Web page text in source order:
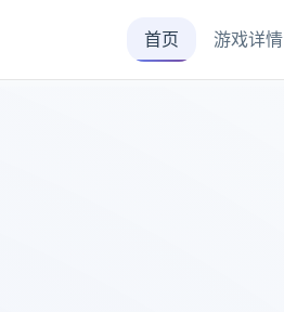
首页 游戏详情